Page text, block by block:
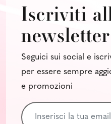
Iscriviti
newsletter
Seguici sui social e
per essere sempre
e promozioni